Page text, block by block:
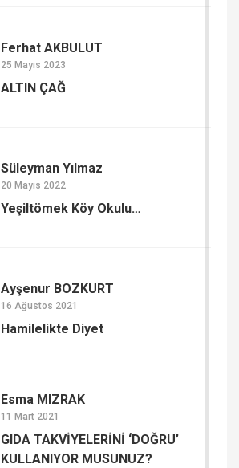
Ferhat AKBULUT
25 Mayıs 2023
ALTIN ÇAĞ
Süleyman Yılmaz
20 Mayıs 2022
Yeşiltömek Köy Okulu…
Ayşenur BOZKURT
16 Ağustos 2021
Hamilelikte Diyet
Esma MIZRAK
11 Mart 2021
GIDA TAKVİYELERİNİ ‘DOĞRU’
KULLANIYOR MUSUNUZ?